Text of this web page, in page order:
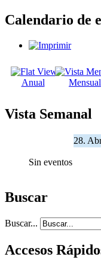
Calendario de
Anual Mensual
Vista Semanal
28.
Sin eventos
Buscar
Buscar...
Accesos